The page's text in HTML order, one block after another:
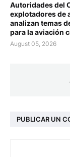
Autoridades del
explotadores de
analizan temas
para la aviación
August 05, 2026
PUBLICAR UN